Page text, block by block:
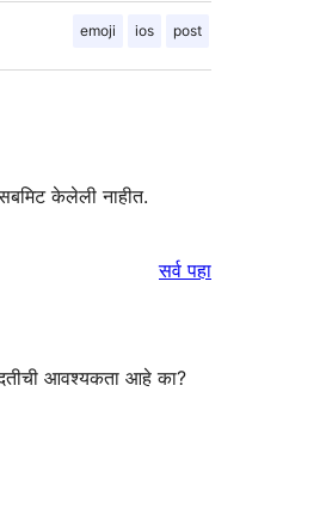
emoji ios post
केलेली नाहीत.
सर्वपुनरावलोकने
पहा
आवश्यकता आहे का?